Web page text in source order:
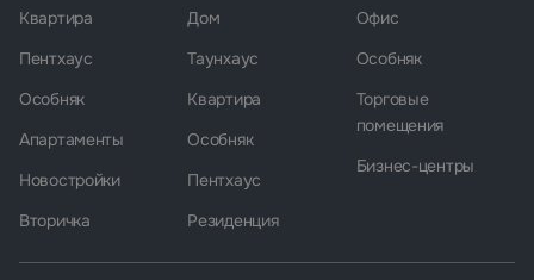
Квартира
Пентхаус
Особняк
Апартаменты
Новостройки
Вторичка
Дом
Таунхаус
Квартира
Особняк
Пентхаус
Резиденция
Офис
Особняк
Торговые
помещения
Бизнес-центры